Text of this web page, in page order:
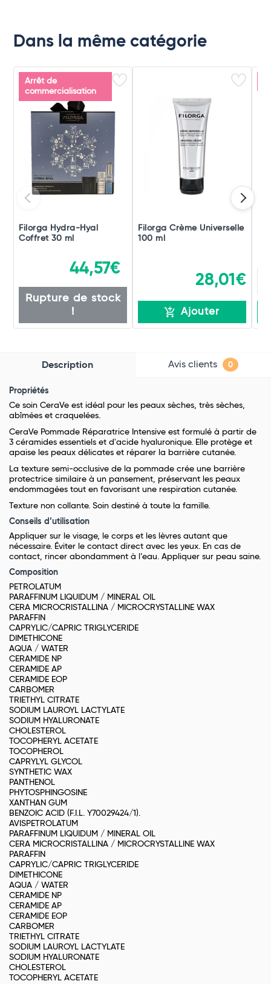
Dans la même catégorie
Arrêt de
commercialisation
Filorga Hydra-Hyal
Coffret 30 ml
44,57€
Rupture de stock
!
Filorga Crème Universelle
100 ml
28,01€
Ajouter
Description Avis clients 0
Propriétés
Ce soin CeraVe est idéal pour les peaux sèches, très sèches,
abîmées et craquelées.
CeraVe Pommade Réparatrice Intensive est formulé à partir de
3 céramides essentiels et d'acide hyaluronique. Elle protège et
apaise les peaux délicates et réparer la barrière cutanée.
La texture semi-occlusive de la pommade crée une barrière
protectrice similaire à un pansement, préservant les peaux
endommagées tout en favorisant une respiration cutanée.
Texture non collante. Soin destiné à toute la famille.
Conseils d’utilisation
Appliquer sur le visage, le corps et les lèvres autant que
nécessaire. Éviter le contact direct avec les yeux. En cas de
contact, rincer abondamment à l’eau. Appliquer sur peau saine.
Composition
PETROLATUM
PARAFFINUM LIQUIDUM / MINERAL OIL
CERA MICROCRISTALLINA / MICROCRYSTALLINE WAX
PARAFFIN
CAPRYLIC/CAPRIC TRIGLYCERIDE
DIMETHICONE
AQUA / WATER
CERAMIDE NP
CERAMIDE AP
CERAMIDE EOP
CARBOMER
TRIETHYL CITRATE
SODIUM LAUROYL LACTYLATE
SODIUM HYALURONATE
CHOLESTEROL
TOCOPHERYL ACETATE
TOCOPHEROL
CAPRYLYL GLYCOL
SYNTHETIC WAX
PANTHENOL
PHYTOSPHINGOSINE
XANTHAN GUM
BENZOIC ACID (F.I.L. Y70029424/1).
AVISPETROLATUM
PARAFFINUM LIQUIDUM / MINERAL OIL
CERA MICROCRISTALLINA / MICROCRYSTALLINE WAX
PARAFFIN
CAPRYLIC/CAPRIC TRIGLYCERIDE
DIMETHICONE
AQUA / WATER
CERAMIDE NP
CERAMIDE AP
CERAMIDE EOP
CARBOMER
TRIETHYL CITRATE
SODIUM LAUROYL LACTYLATE
SODIUM HYALURONATE
CHOLESTEROL
TOCOPHERYL ACETATE